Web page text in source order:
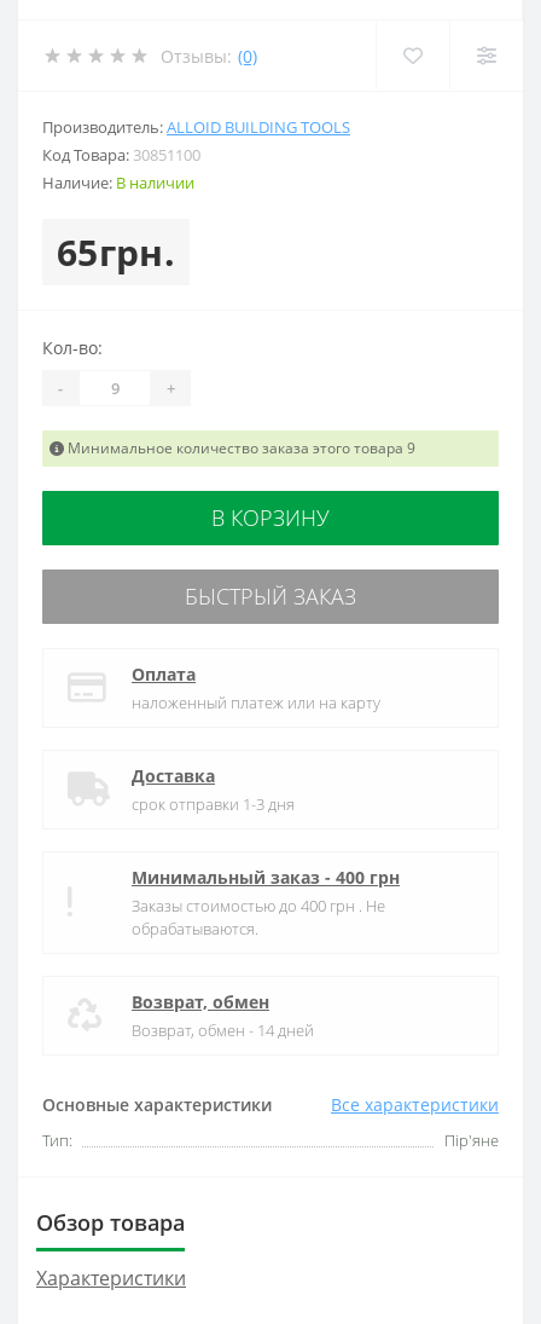
Отзывы: (0)
Производитель:ALLOID BUILDING TOOLS
Код Товара: 30851100
Наличие: В наличии
65грн.
Основные характеристики Все характеристики
Тип: Пір'яне
Кол-во:
- +
Минимальное количество заказа этого товара 9
В КОРЗИНУ
БЫСТРЫЙ ЗАКАЗ
Оплата
наложенный платеж или на карту
Доставка
срок отправки 1-3 дня
Минимальный заказ - 400 грн
Заказы стоимостью до 400 грн . Не
обрабатываются.
Возврат, обмен
Возврат, обмен - 14 дней
Обзор товара
Характеристики